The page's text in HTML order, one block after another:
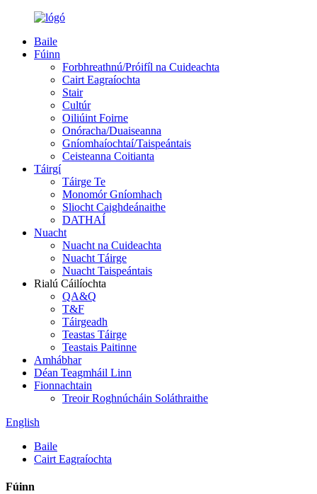
Baile
Fúinn
Forbhreathnú/Próifíl na Cuideachta
Cairt Eagraíochta
Stair
Cultúr
Oiliúint Foirne
Onóracha/Duaiseanna
Gníomhaíochtaí/Taispeántais
Ceisteanna Coitianta
Táirgí
Táirge Te
Monomór Gníomhach
Sliocht Caighdeánaithe
DATHAÍ
Nuacht
Nuacht na Cuideachta
Nuacht Táirge
Nuacht Taispeántais
Rialú Cáilíochta
QA&Q
T&F
Táirgeadh
Teastas Táirge
Teastais Paitinne
Amhábhar
Déan Teagmháil Linn
Fionnachtain
Treoir Roghnúcháin Soláthraithe
English
Baile
Cairt Eagraíochta
Fúinn